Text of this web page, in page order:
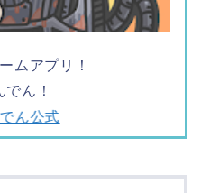
ムアプリ！
ん！
ん公式